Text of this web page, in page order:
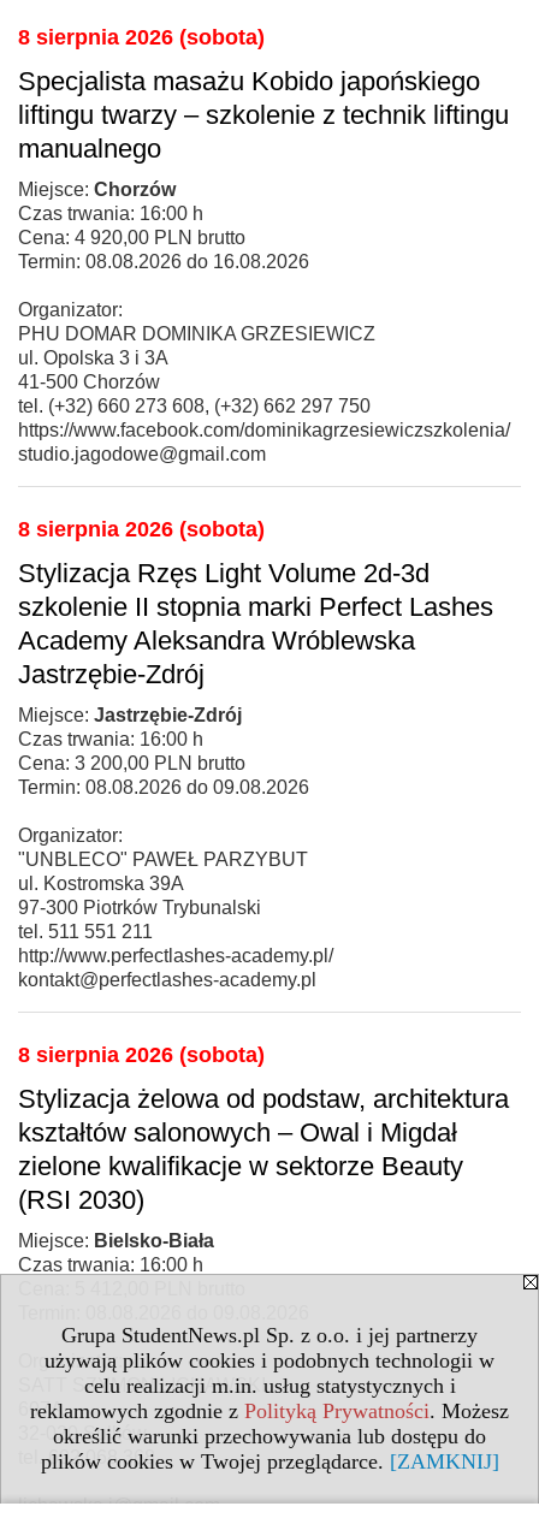
Grupa StudentNews.pl Sp. z o.o. i jej partnerzy
używają plików cookies i podobnych technologii w
celu realizacji m.in. usług statystycznych i
reklamowych zgodnie z Polityką Prywatności. Możesz
określić warunki przechowywania lub dostępu do
plików cookies w Twojej przeglądarce. [ZAMKNIJ]
8 sierpnia 2026 (sobota)
Specjalista masażu Kobido japońskiego
liftingu twarzy – szkolenie z technik liftingu
manualnego
Miejsce: Chorzów
Czas trwania: 16:00 h
Cena: 4 920,00 PLN brutto
Termin: 08.08.2026 do 16.08.2026
Organizator:
PHU DOMAR DOMINIKA GRZESIEWICZ
ul. Opolska 3 i 3A
41-500 Chorzów
tel. (+32) 660 273 608, (+32) 662 297 750
https://www.facebook.com/dominikagrzesiewiczszkolenia/
studio.jagodowe@gmail.com
8 sierpnia 2026 (sobota)
Stylizacja Rzęs Light Volume 2d-3d
szkolenie II stopnia marki Perfect Lashes
Academy Aleksandra Wróblewska
Jastrzębie-Zdrój
Miejsce: Jastrzębie-Zdrój
Czas trwania: 16:00 h
Cena: 3 200,00 PLN brutto
Termin: 08.08.2026 do 09.08.2026
Organizator:
"UNBLECO" PAWEŁ PARZYBUT
ul. Kostromska 39A
97-300 Piotrków Trybunalski
tel. 511 551 211
http://www.perfectlashes-academy.pl/
kontakt@perfectlashes-academy.pl
8 sierpnia 2026 (sobota)
Stylizacja żelowa od podstaw, architektura
kształtów salonowych – Owal i Migdał
zielone kwalifikacje w sektorze Beauty
(RSI 2030)
Miejsce: Bielsko-Biała
Czas trwania: 16:00 h
Organizator:
SATT SZYMON LICHAWSKI
607A
32-020 Sułków
tel. 692 068 368
lichawska.j@gmail.com